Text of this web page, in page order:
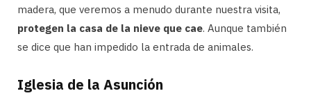
madera, que veremos a menudo durante nuestra visita,
protegen la casa de la nieve que cae. Aunque también
se dice que han impedido la entrada de animales.
Iglesia de la Asunción